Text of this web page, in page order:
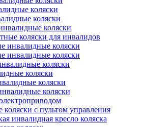
коляски
коляски
коляски
коляски для инвалидов
инвалидные коляски
инвалидные коляски
коляски
коляски
коляски
коляски
с пультом управления
инвалидная кресло коляска